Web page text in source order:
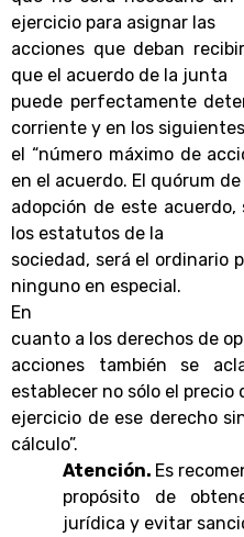
ejercicio para asignar las
acciones que deban
que el acuerdo de la junta
puede perfectamente
corriente y en los siguientes
el “número máximo de
en el acuerdo. El quórum de
adopción de este
los estatutos de la
sociedad, será el ordinario
ninguno en especial.
En
cuanto a los derechos de
acciones también se
establecer no sólo el precio
ejercicio de ese derecho
cálculo”.
Atención. Es
propósito de
jurídica y evitar